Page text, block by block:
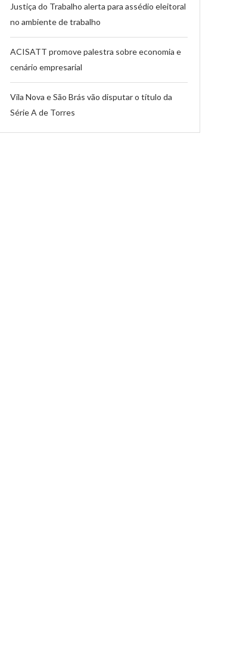
Justiça do Trabalho alerta para assédio eleitoral
no ambiente de trabalho
ACISATT promove palestra sobre economia e
cenário empresarial
Vila Nova e São Brás vão disputar o título da
Série A de Torres